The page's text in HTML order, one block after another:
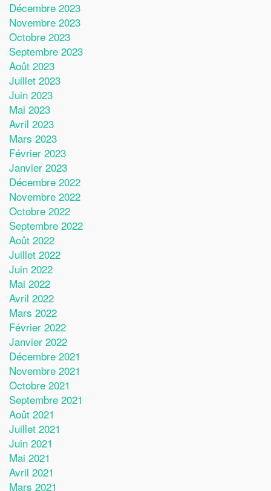
Décembre 2023
Novembre 2023
Octobre 2023
Septembre 2023
Août 2023
Juillet 2023
Juin 2023
Mai 2023
Avril 2023
Mars 2023
Février 2023
Janvier 2023
Décembre 2022
Novembre 2022
Octobre 2022
Septembre 2022
Août 2022
Juillet 2022
Juin 2022
Mai 2022
Avril 2022
Mars 2022
Février 2022
Janvier 2022
Décembre 2021
Novembre 2021
Octobre 2021
Septembre 2021
Août 2021
Juillet 2021
Juin 2021
Mai 2021
Avril 2021
Mars 2021